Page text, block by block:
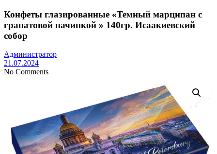
Конфеты глазированные «Темный марципан с
гранатовой начинкой » 140гр. Исаакиевский
собор
Администратор
21.07.2024
No Comments